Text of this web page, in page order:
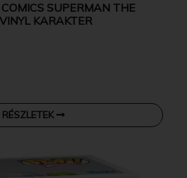
SUPERMAN THE
KARAKTER
RÉSZLETEK